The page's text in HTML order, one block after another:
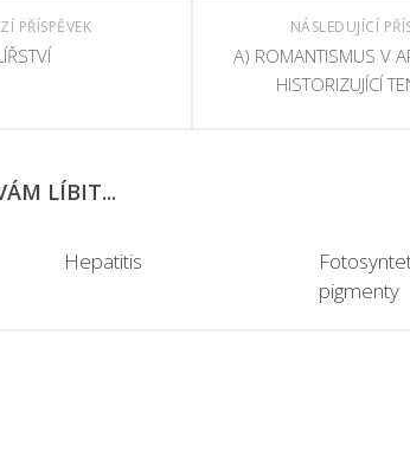
NÁSLEDUJÍCÍ
A) ROMANTISMUS V
HISTORIZUJÍCÍ
PŘÍSPĚVEK
LÍBIT...
Hepatitis
pigmenty